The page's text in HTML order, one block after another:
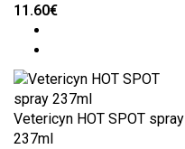
11.60€
Vetericyn HOT SPOT spray
237ml